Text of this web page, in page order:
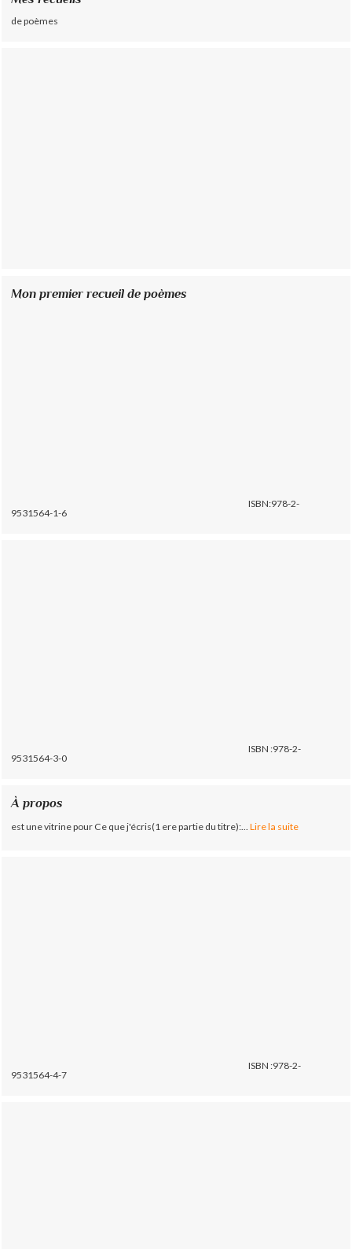
de poèmes
Mon premier recueil de poèmes
ISBN:978-2-
9531564-1-6
ISBN :978-2-
9531564-3-0
À propos
est une vitrine pour Ce que j'écris(1 ere partie du titre):... Lire la suite
ISBN :978-2-
9531564-4-7